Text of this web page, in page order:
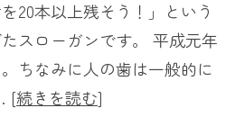
20本以上残そう！」という
スローガンです。 平成元年
ちなみに人の歯は一般的に
[続きを読む]